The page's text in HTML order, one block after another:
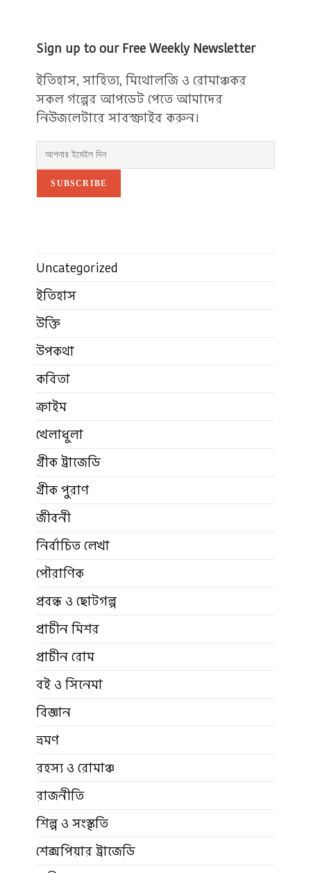
Sign up to our Free Weekly Newsletter
ইতিহাস, সাহিত্য, মিথোলজি ও রোমাঞ্চকর
সকল গল্পের আপডেট পেতে আমাদের
নিউজলেটারে সাবস্ক্রাইব করুন।
SUBSCRIBE
Uncategorized
ইতিহাস
উক্তি
উপকথা
কবিতা
ক্রাইম
খেলাধুলা
গ্রীক ট্রাজেডি
গ্রীক পুরাণ
জীবনী
নির্বাচিত লেখা
পৌরাণিক
প্রবন্ধ ও ছোটগল্প
প্রাচীন মিশর
প্রাচীন রোম
বই ও সিনেমা
বিজ্ঞান
ভ্রমণ
রহস্য ও রোমাঞ্চ
রাজনীতি
শিল্প ও সংস্কৃতি
শেক্সপিয়ার ট্রাজেডি